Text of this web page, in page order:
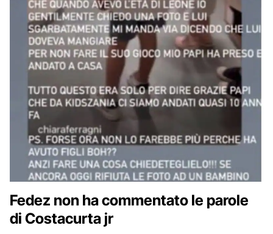
Fedez non ha commentato le parole
di Costacurta jr